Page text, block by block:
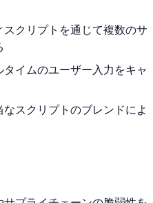
クリプトを通じて複数のサ
イムのユーザー入力をキャ
スクリプトのブレンドによ